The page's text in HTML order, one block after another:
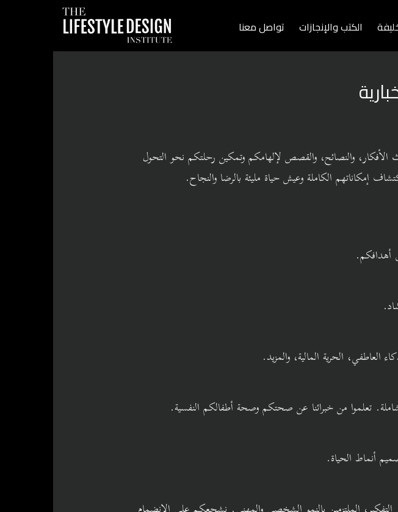
الكتب والإنجازات تواصل معنا
والنصائح، والقصص لإلهامكم وتمكين رحلتكم نحو التحول
إمكاناتهم الكاملة وعيش حياة مليئة بالرضا والنجاح.
أهدافكم.
الحرية المالية، والمزيد.
تعلموا من خبرائنا عن صحتكم وصحة أطفالكم النفسية.
أنماط الحياة.